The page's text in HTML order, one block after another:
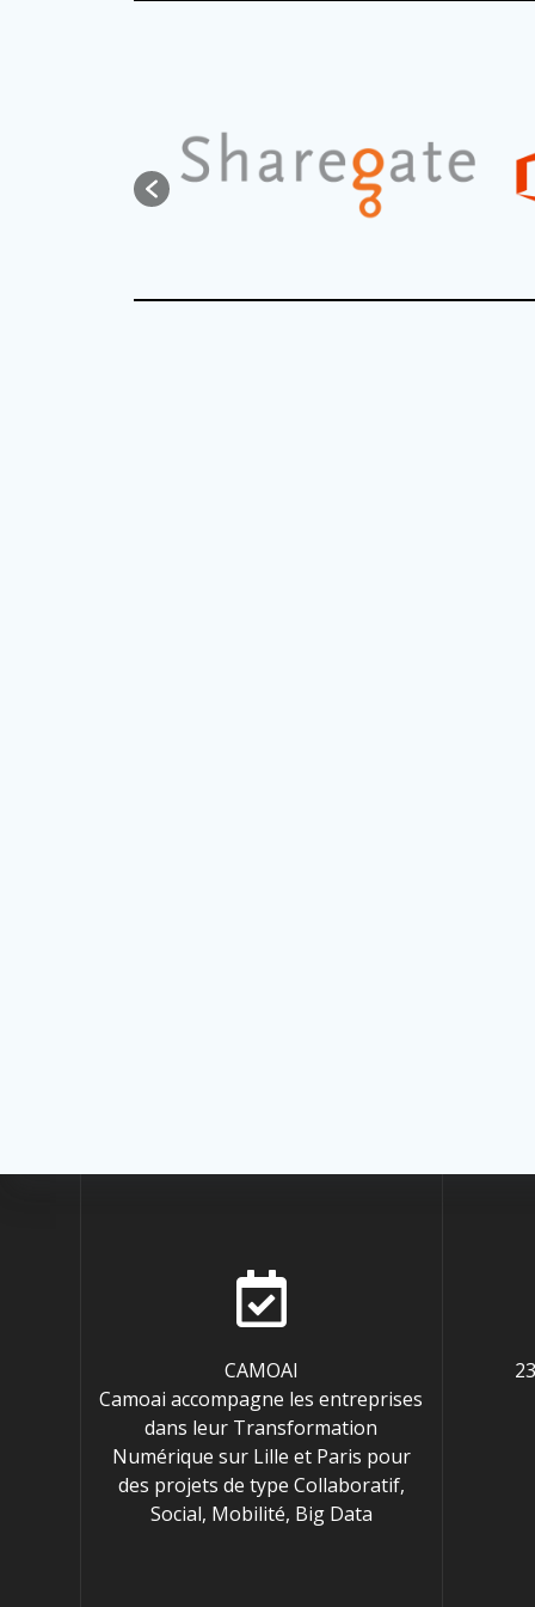
CAMOAI
Camoai accompagne les entreprises
dans leur Transformation
Numérique sur Lille et Paris pour
des projets de type Collaboratif,
Social, Mobilité, Big Data